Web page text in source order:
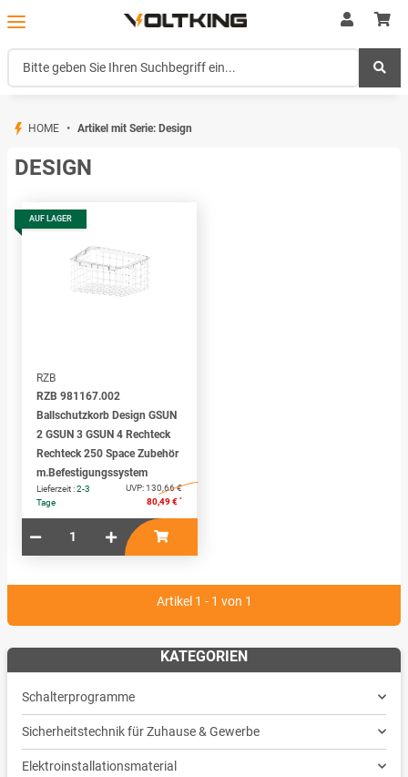
HOME Artikel mit Serie: Design
DESIGN
AUF LAGER
RZB
RZB 981167.002
Ballschutzkorb Design GSUN
2 GSUN 3 GSUN 4 Rechteck
Rechteck 250 Space Zubehör
m.Befestigungssystem
Lieferzeit :2-3
Tage
UVP:130,66 €
80,49 € *
Artikel 1 - 1 von 1
KATEGORIEN
Schalterprogramme
Sicherheitstechnik für Zuhause & Gewerbe
Elektroinstallationsmaterial